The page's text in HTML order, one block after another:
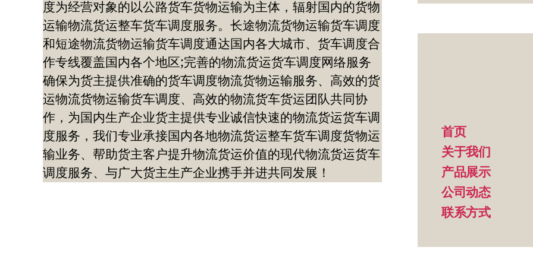
度为经营对象的以公路货车货物运输为主体，辐射国内的货物
运输物流货运整车货车调度服务。长途物流货物运输货车调度
和短途物流货物运输货车调度通达国内各大城市、货车调度合
作专线覆盖国内各个地区;完善的物流货运货车调度网络服务
确保为货主提供准确的货车调度物流货物运输服务、高效的货
运物流货物运输货车调度、高效的物流货车货运团队共同协
作，为国内生产企业货主提供专业诚信快速的物流货运货车调
度服务，我们专业承接国内各地物流货运整车货车调度货物运
输业务、帮助货主客户提升物流货运价值的现代物流货运货车
调度服务、与广大货主生产企业携手并进共同发展！
首页
关于我们
产品展示
公司动态
联系方式